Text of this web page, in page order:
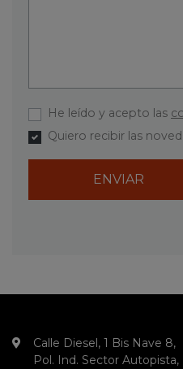
He leído y acepto las
Quiero recibir las
Calle Diesel, 1 Bis Nave 8,
Pol. Ind. Sector Autopista,